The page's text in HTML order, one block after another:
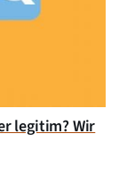
legitim? Wir